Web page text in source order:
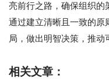
亮前行之路，确保组织的
通过建立清晰且一致的原
局，做出明智决策，推动
相关文章：